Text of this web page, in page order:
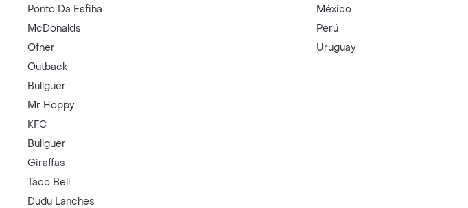
Ponto Da Esfiha
McDonalds
Ofner
Outback
Bullguer
Mr Hoppy
KFC
Bullguer
Giraffas
Taco Bell
Dudu Lanches
México
Perú
Uruguay